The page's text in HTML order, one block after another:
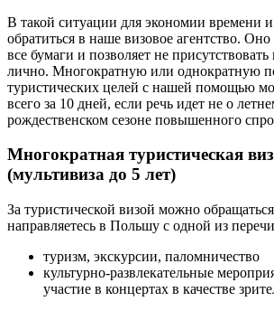
В такой ситуации для экономии времени
обратиться в наше визовое агентство.
все бумаги и позволяет не присутствовать
лично. Многократную или однократную
туристических целей с нашей помощью
всего за 10 дней, если речь идет не о
рождественском сезоне повышенного
Многократная туристическая
(мультивиза до 5 лет)
За туристической визой можно
направляетесь в Польшу с одной из
туризм, экскурсии, паломничество
культурно-развлекательные
участие в концертах в качестве